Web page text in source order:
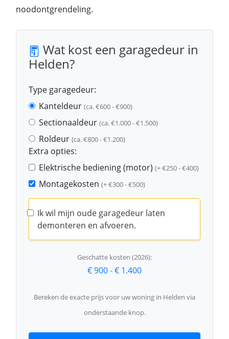
noodontgrendeling.
Wat kost een garagedeur in
Helden?
Type garagedeur:
Kanteldeur (ca. €600 - €900)
Sectionaaldeur (ca. €1.000 - €1.500)
Roldeur (ca. €800 - €1.200)
Extra opties:
Elektrische bediening (motor) (+ €250 - €400)
Montagekosten (+ €300 - €500)
Ik wil mijn oude garagedeur laten
demonteren en afvoeren.
Geschatte kosten (2026):
€ 900-€ 1.400
Bereken de exacte prijs voor uw woning in Helden via
onderstaande knop.